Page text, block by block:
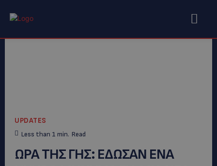
UPDATES
Less than 1 min. Read
ΩΡΑ ΤΗΣ ΓΗΣ: ΕΔΩΣΑΝ ΕΝΑ